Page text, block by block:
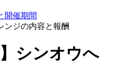
開催期間
ンジの内容と報酬
シンオウへ